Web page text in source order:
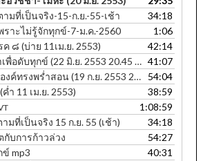
มที่เป็นจริง-15-ก.ย.-55-เช้า
34:18
ราะไม่รู้จักทุกข์-7-ม.ค.-2560
1:06
๘ (บ่าย 11เม.ย. 2553)
42:14
อดับทุกข์ (22 มิ.ย. 2553 20.45 น.)
41:07
ทรงพร่ำสอน (19 ก.ย. 2553 20.25 น.)
54:04
ำ 11 เม.ย. 2553)
38:59
1:08:59
มที่เป็นจริง 15 ก.ย. 55 (เช้า)
34:18
กับการก้าวล่วง
54:27
mp3
40:31